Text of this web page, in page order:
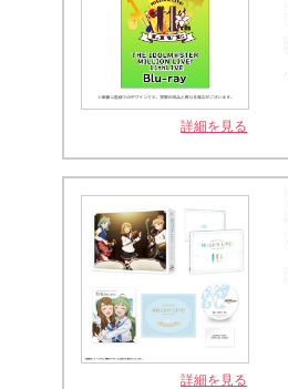
詳細を見る
詳細を見る